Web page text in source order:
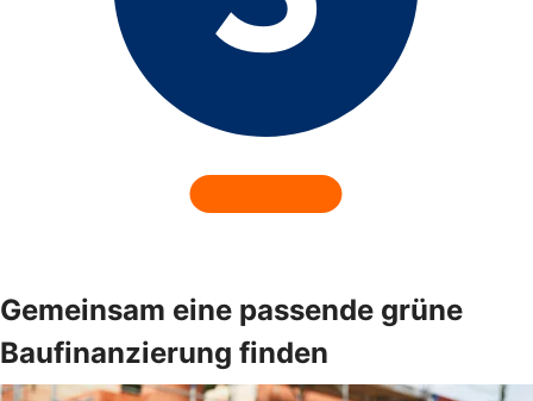
Gemeinsam eine passende grüne
Baufinanzierung finden